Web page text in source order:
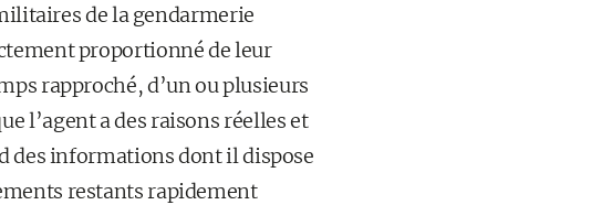
de la gendarmerie
proportionné de leur
rapproché, d’un ou plusieurs
l’agent a des raisons réelles et
des informations dont il dispose
restants rapidement